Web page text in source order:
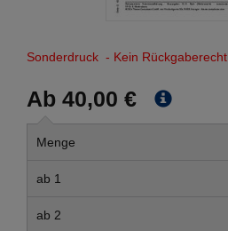
Sonderdruck - Kein Rückgaberecht
Ab 40,00 €
Menge
ab 1
ab 2